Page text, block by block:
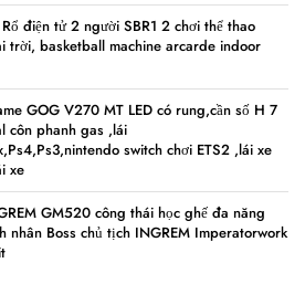
₫.
is:
9.990.000 ₫.
điện tử 2 người SBR1 2 chơi thể thao
trời, basketball machine arcarde indoor
GOG V270 MT LED có rung,cần số H 7
côn phanh gas ,lái
switch chơi ETS2 ,lái xe
xe
GM520 công thái học ghế đa năng
nhân Boss chủ tịch INGREM Imperatorwork